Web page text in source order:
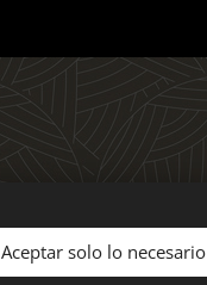
Aceptar solo lo necesario